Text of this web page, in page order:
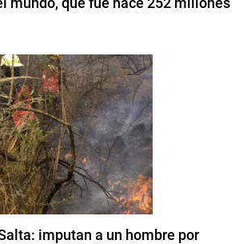
imputan a un hombre por